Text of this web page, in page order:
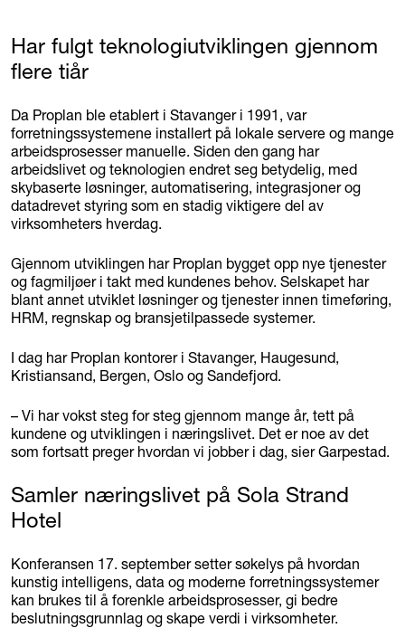
Har fulgt teknologiutviklingen gjennom
flere tiår
Da Proplan ble etablert i Stavanger i 1991, var
forretningssystemene installert på lokale servere og mange
arbeidsprosesser manuelle. Siden den gang har
arbeidslivet og teknologien endret seg betydelig, med
skybaserte løsninger, automatisering, integrasjoner og
datadrevet styring som en stadig viktigere del av
virksomheters hverdag.
Gjennom utviklingen har Proplan bygget opp nye tjenester
og fagmiljøer i takt med kundenes behov. Selskapet har
blant annet utviklet løsninger og tjenester innen timeføring,
HRM, regnskap og bransjetilpassede systemer.
I dag har Proplan kontorer i Stavanger, Haugesund,
Kristiansand, Bergen, Oslo og Sandefjord.
– Vi har vokst steg for steg gjennom mange år, tett på
kundene og utviklingen i næringslivet. Det er noe av det
som fortsatt preger hvordan vi jobber i dag, sier Garpestad.
Samler næringslivet på Sola Strand
Hotel
Konferansen 17. september setter søkelys på hvordan
kunstig intelligens, data og moderne forretningssystemer
kan brukes til å forenkle arbeidsprosesser, gi bedre
beslutningsgrunnlag og skape verdi i virksomheter.